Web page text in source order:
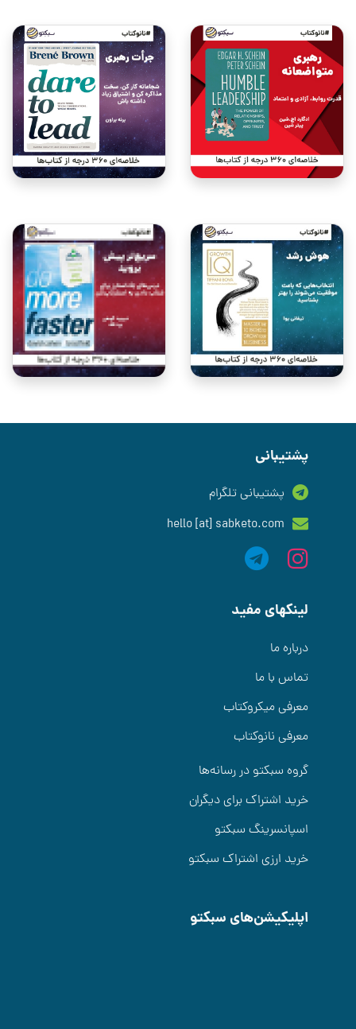
پشتیبانی
پشتیبانی تلگرام
hello [at] sabketo.com
لینکهای مفید
درباره ما
تماس با ما
معرفی میکروکتاب
معرفی نانوکتاب
گروه سبکتو در رسانه‌ها
خرید اشتراک برای دیگران
اسپانسرینگ سبکتو
خرید ارزی اشتراک سبکتو
اپلیکیشن‌های سبکتو